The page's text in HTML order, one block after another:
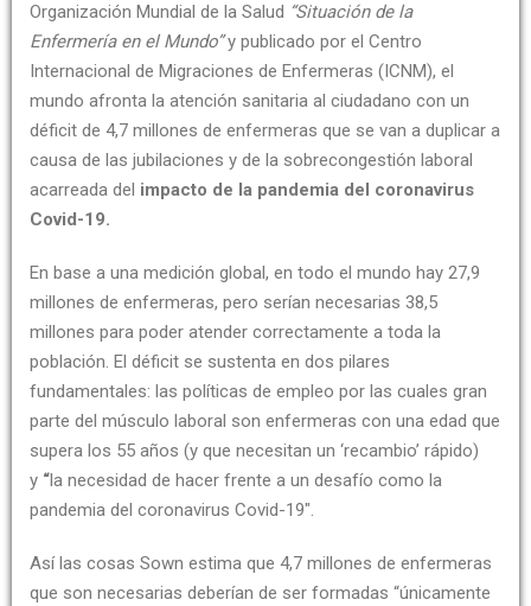
Organización Mundial de la Salud “Situación de la
Enfermería en el Mundo”y publicado por el Centro
Internacional de Migraciones de Enfermeras (ICNM), el
mundo afronta la atención sanitaria al ciudadano con un
déficit de 4,7 millones de enfermeras que se van a duplicar a
causa de las jubilaciones y de la sobrecongestión laboral
acarreada del impacto de la pandemia del coronavirus
Covid-19.
En base a una medición global, en todo el mundo hay 27,9
millones de enfermeras, pero serían necesarias 38,5
millones para poder atender correctamente a toda la
población. El déficit se sustenta en dos pilares
fundamentales: las políticas de empleo por las cuales gran
parte del músculo laboral son enfermeras con una edad que
supera los 55 años (y que necesitan un ‘recambio’ rápido)
y “la necesidad de hacer frente a un desafío como la
pandemia del coronavirus Covid-19″.
Así las cosas Sown estima que 4,7 millones de enfermeras
que son necesarias deberían de ser formadas “únicamente